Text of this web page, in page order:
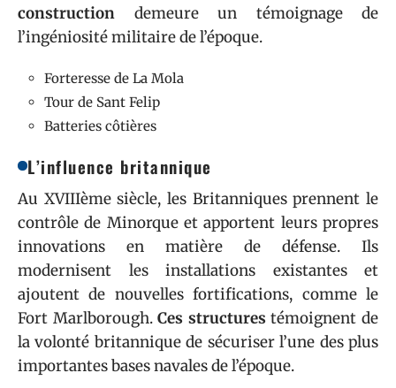
construction demeure un témoignage de
l’ingéniosité militaire de l’époque.
Forteresse de La Mola
Tour de Sant Felip
Batteries côtières
L’influence britannique
Au XVIIIème siècle, les Britanniques prennent le
contrôle de Minorque et apportent leurs propres
innovations en matière de défense. Ils
modernisent les installations existantes et
ajoutent de nouvelles fortifications, comme le
Fort Marlborough.Ces structures témoignent de
la volonté britannique de sécuriser l’une des plus
importantes bases navales de l’époque.